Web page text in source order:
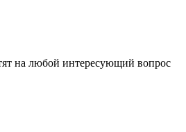
на любой интересующий вопрос